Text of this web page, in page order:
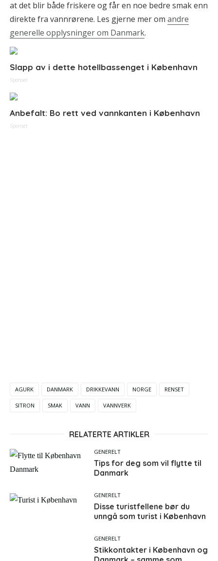
at det blir både friskere og får en noe bedre smak enn
direkte fra vannrørene. Les gjerne mer om andre
generelle opplysninger om Danmark.
Slapp av i dette hotellbassenget i København
Sponset
Anbefalt: Bo rett ved vannkanten i København
Sponset
AGURK DANMARK DRIKKEVANN NORGE RENSET
SITRON SMAK VANN VANNVERK
RELATERTE ARTIKLER
GENERELT
Tips for deg som vil flytte til
Danmark
GENERELT
Disse turistfellene bør du
unngå som turist i København
GENERELT
Stikkontakter i København og